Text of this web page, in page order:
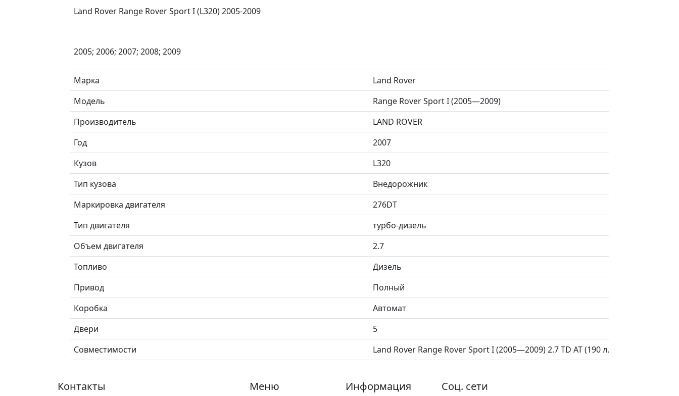
Land Rover Range Rover Sport I (L320) 2005-2009
2005; 2006; 2007; 2008; 2009
Марка
Land Rover
Модель
Range Rover Sport I (2005—2009)
Производитель
LAND ROVER
Год
2007
Кузов
L320
Тип кузова
Внедорожник
Маркировка двигателя
276DT
Тип двигателя
турбо-дизель
Объем двигателя
2.7
Топливо
Дизель
Привод
Полный
Коробка
Автомат
Двери
5
Совместимости
Land Rover Range Rover Sport I (2005—2009) 2.7 TD AT (190 л.с.)
Контакты Меню Информация Соц. сети